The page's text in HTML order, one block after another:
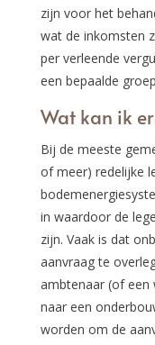
zijn voor het
wat de inkomsten
per verleende
een bepaalde
Wat kan ik
Bij de meeste
of meer) redelijke
in waardoor de
zijn. Vaak is dat
aanvraag te
ambtenaar (of
naar een
worden om de